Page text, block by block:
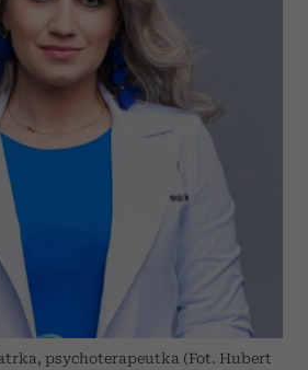
psychoterapeutka (Fot. Hubert